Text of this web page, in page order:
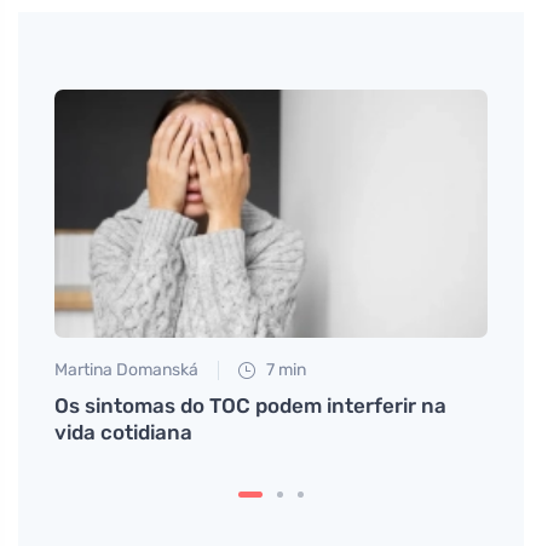
Martina Domanská 7 min
Os sintomas do TOC podem interferir na
vida cotidiana